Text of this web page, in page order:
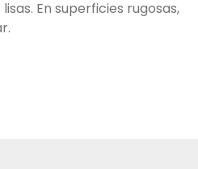
En superficies rugosas,